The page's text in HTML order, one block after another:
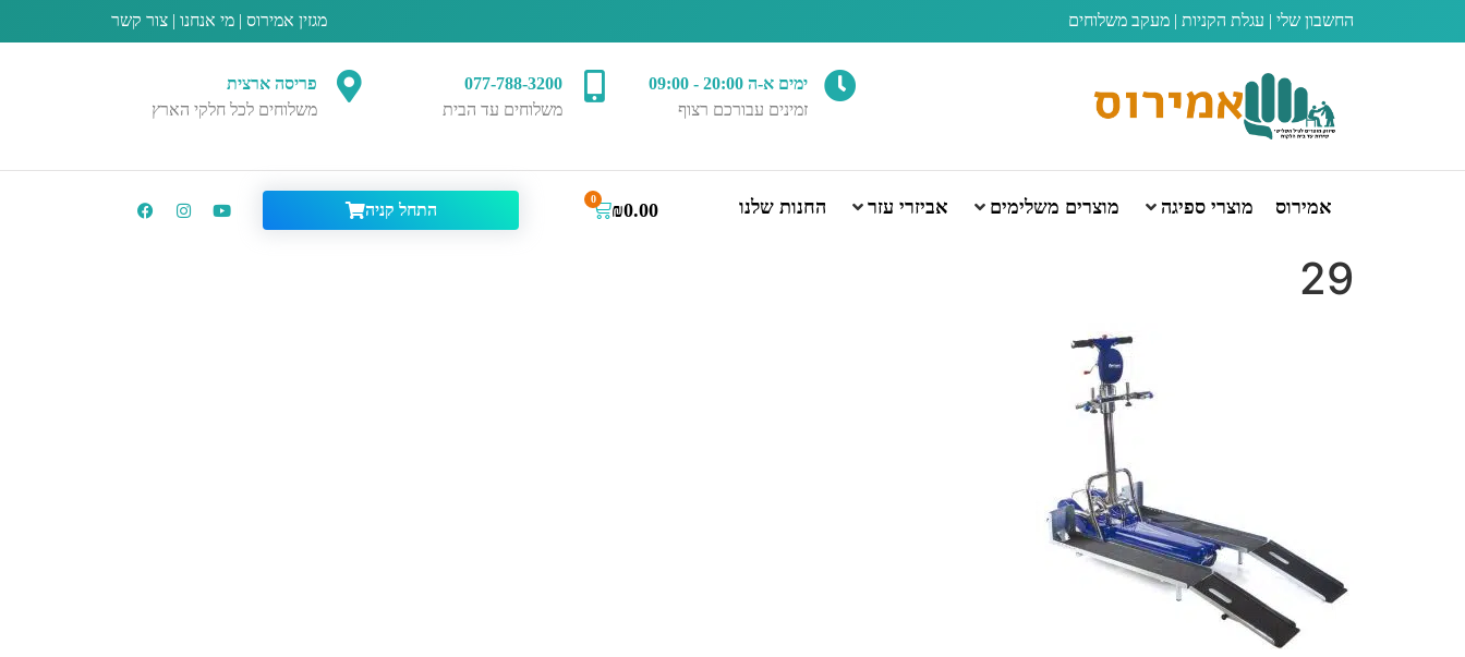
החשבון שלי | עגלת הקניות | מעקב משלוחים מגזין אמירוס | מי אנחנו | צור קשר
ימים א-ה 20:00 - 09:00
זמינים עבורכם רצוף
077-788-3200
משלוחים עד הבית
פריסה ארצית
משלוחים לכל חלקי הארץ
אמירוס מוצרי ספיגה מוצרים משלימים אביזרי עזר החנות שלנו ₪0.00
0
התחל קניה
29